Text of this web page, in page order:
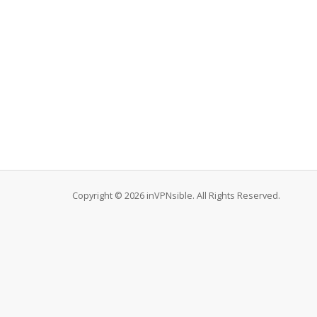
Copyright © 2026 inVPNsible. All Rights Reserved.